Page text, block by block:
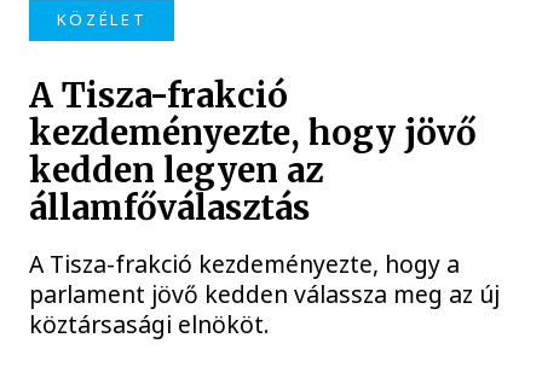
KÖZÉLET
A Tisza-frakció
kezdeményezte, hogy jövő
kedden legyen az
államfőválasztás
A Tisza-frakció kezdeményezte, hogy a
parlament jövő kedden válassza meg az új
köztársasági elnököt.